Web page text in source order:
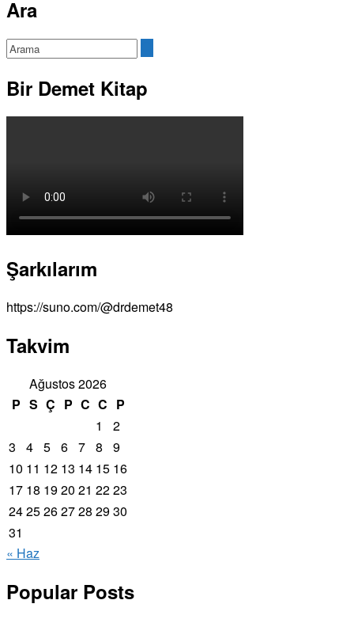
Ara
Bir Demet Kitap
Şarkılarım
https://suno.com/@drdemet48
Takvim
Ağustos 2026
P S Ç P C C P
1
2
3
4 5 6 7 8
9
10 11 12 13 14 15 16
17 18 1920 21 2223
2425262728 2930
31
« Haz
Popular Posts